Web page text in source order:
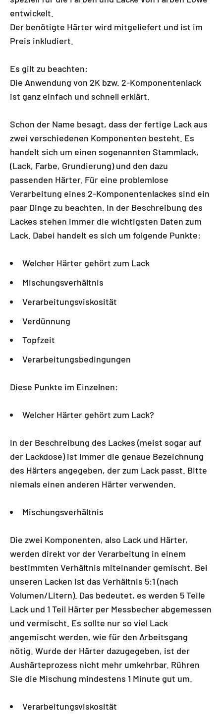
entwickelt.
Der benötigte Härter wird mitgeliefert und ist im
Preis inkludiert.
Es gilt zu beachten:
Die Anwendung von 2K bzw. 2-Komponentenlack
ist ganz einfach und schnell erklärt.
Schon der Name besagt, dass der fertige Lack aus
zwei verschiedenen Komponenten besteht. Es
handelt sich um einen sogenannten Stammlack,
(Lack, Farbe, Grundierung) und den dazu
passenden Härter. Für eine problemlose
Verarbeitung eines 2-Komponentenlackes sind ein
paar Dinge zu beachten. In der Beschreibung des
Lackes stehen immer die wichtigsten Daten zum
Lack. Dabei handelt es sich um folgende Punkte:
Welcher Härter gehört zum Lack
Mischungsverhältnis
Verarbeitungsviskosität
Verdünnung
Topfzeit
Verarbeitungsbedingungen
Diese Punkte im Einzelnen:
Welcher Härter gehört zum Lack?
In der Beschreibung des Lackes (meist sogar auf
der Lackdose) ist immer die genaue Bezeichnung
des Härters angegeben, der zum Lack passt. Bitte
niemals einen anderen Härter verwenden.
Mischungsverhältnis
Die zwei Komponenten, also Lack und Härter,
werden direkt vor der Verarbeitung in einem
bestimmten Verhältnis miteinander gemischt. Bei
unseren Lacken ist das Verhältnis 5:1 (nach
Volumen/Litern). Das bedeutet, es werden 5 Teile
Lack und 1 Teil Härter per Messbecher abgemessen
und vermischt. Es sollte nur so viel Lack
angemischt werden, wie für den Arbeitsgang
nötig. Wurde der Härter dazugegeben, ist der
Aushärteprozess nicht mehr umkehrbar. Rühren
Sie die Mischung mindestens 1 Minute gut um.
Verarbeitungsviskosität